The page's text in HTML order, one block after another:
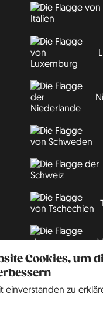
Cookies, um
einverstanden zu
Website